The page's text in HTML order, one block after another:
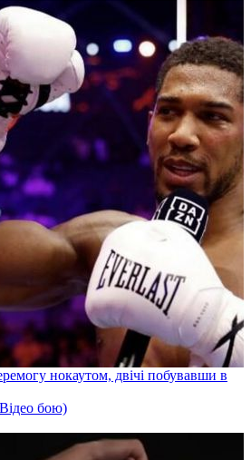
нокаутом, двічі побувавши в
бою)